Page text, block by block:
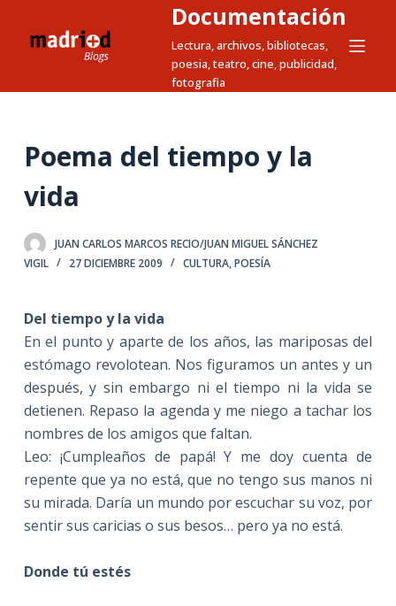
t
n
n
d
o
Documentación
Lectura, archivos, bibliotecas,
poesia, teatro, cine, publicidad,
fotografia
Poema del tiempo y la
vida
JUAN CARLOS MARCOS RECIO/JUAN MIGUEL SÁNCHEZ
VIGIL
27 DICIEMBRE 2009 CULTURA,POESÍA
Del tiempo y la vida
En el punto y aparte de los años, las mariposas del
estómago revolotean. Nos figuramos un antes y un
después, y sin embargo ni el tiempo ni la vida se
detienen. Repaso la agenda y me niego a tachar los
nombres de los amigos que faltan.
Leo: ¡Cumpleaños de papá! Y me doy cuenta de
repente que ya no está, que no tengo sus manos ni
su mirada. Daría un mundo por escuchar su voz, por
sentir sus caricias o sus besos… pero ya no está.
Donde tú estés